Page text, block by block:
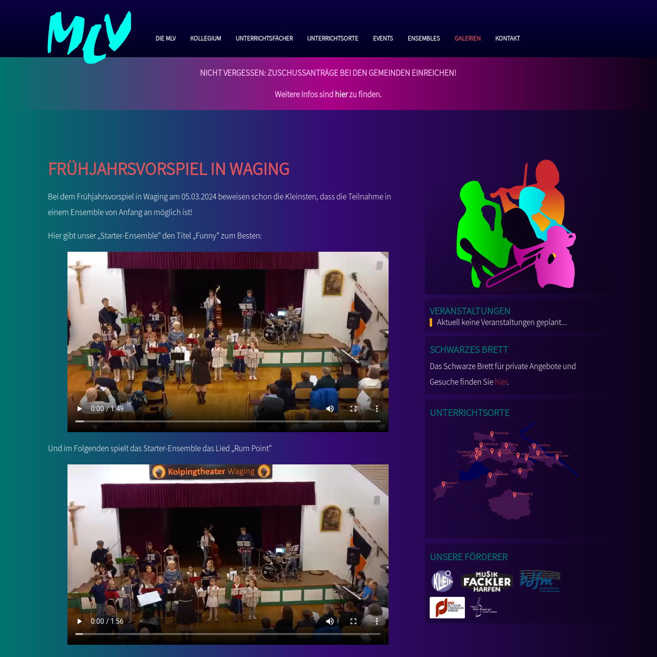
Die MLV Kollegium Unterrichtsfächer Unterrichtsorte Events Ensembles Galerien Kontakt
NICHT VERGESSEN: Zuschussanträge bei den Gemeinden einreichen!
Weitere Infos sindhierzu finden.
Frühjahrsvorspiel in Waging
Bei dem Frühjahrsvorspiel in Waging am 05.03.2024 beweisen schon die Kleinsten, dass die Teilnahme in
einem Ensemble von Anfang an möglich ist!
Hier gibt unser „Starter-Ensemble“ den Titel „Funny“ zum Besten:
Und im Folgenden spielt das Starter-Ensemble das Lied „Rum Point“
Veranstaltungen
Aktuell keine Veranstaltungen geplant...
Schwarzes Brett
Das Schwarze Brett für private Angebote und
Gesuche finden Siehier.
Unterrichtsorte
Unsere Förderer